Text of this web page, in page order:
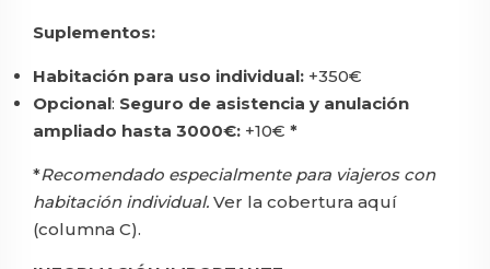
Suplementos:
Habitación para uso individual: +350€
Opcional: Seguro de asistencia y anulación
ampliado hasta 3000€: +10€ *
*Recomendado especialmente para viajeros con
habitación individual. Ver la cobertura aquí
(columna C).